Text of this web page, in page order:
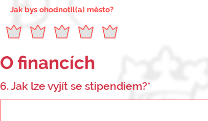
Jak bys ohodnotil(a) město?
O financích
6. Jak lze vyjít se stipendiem?*